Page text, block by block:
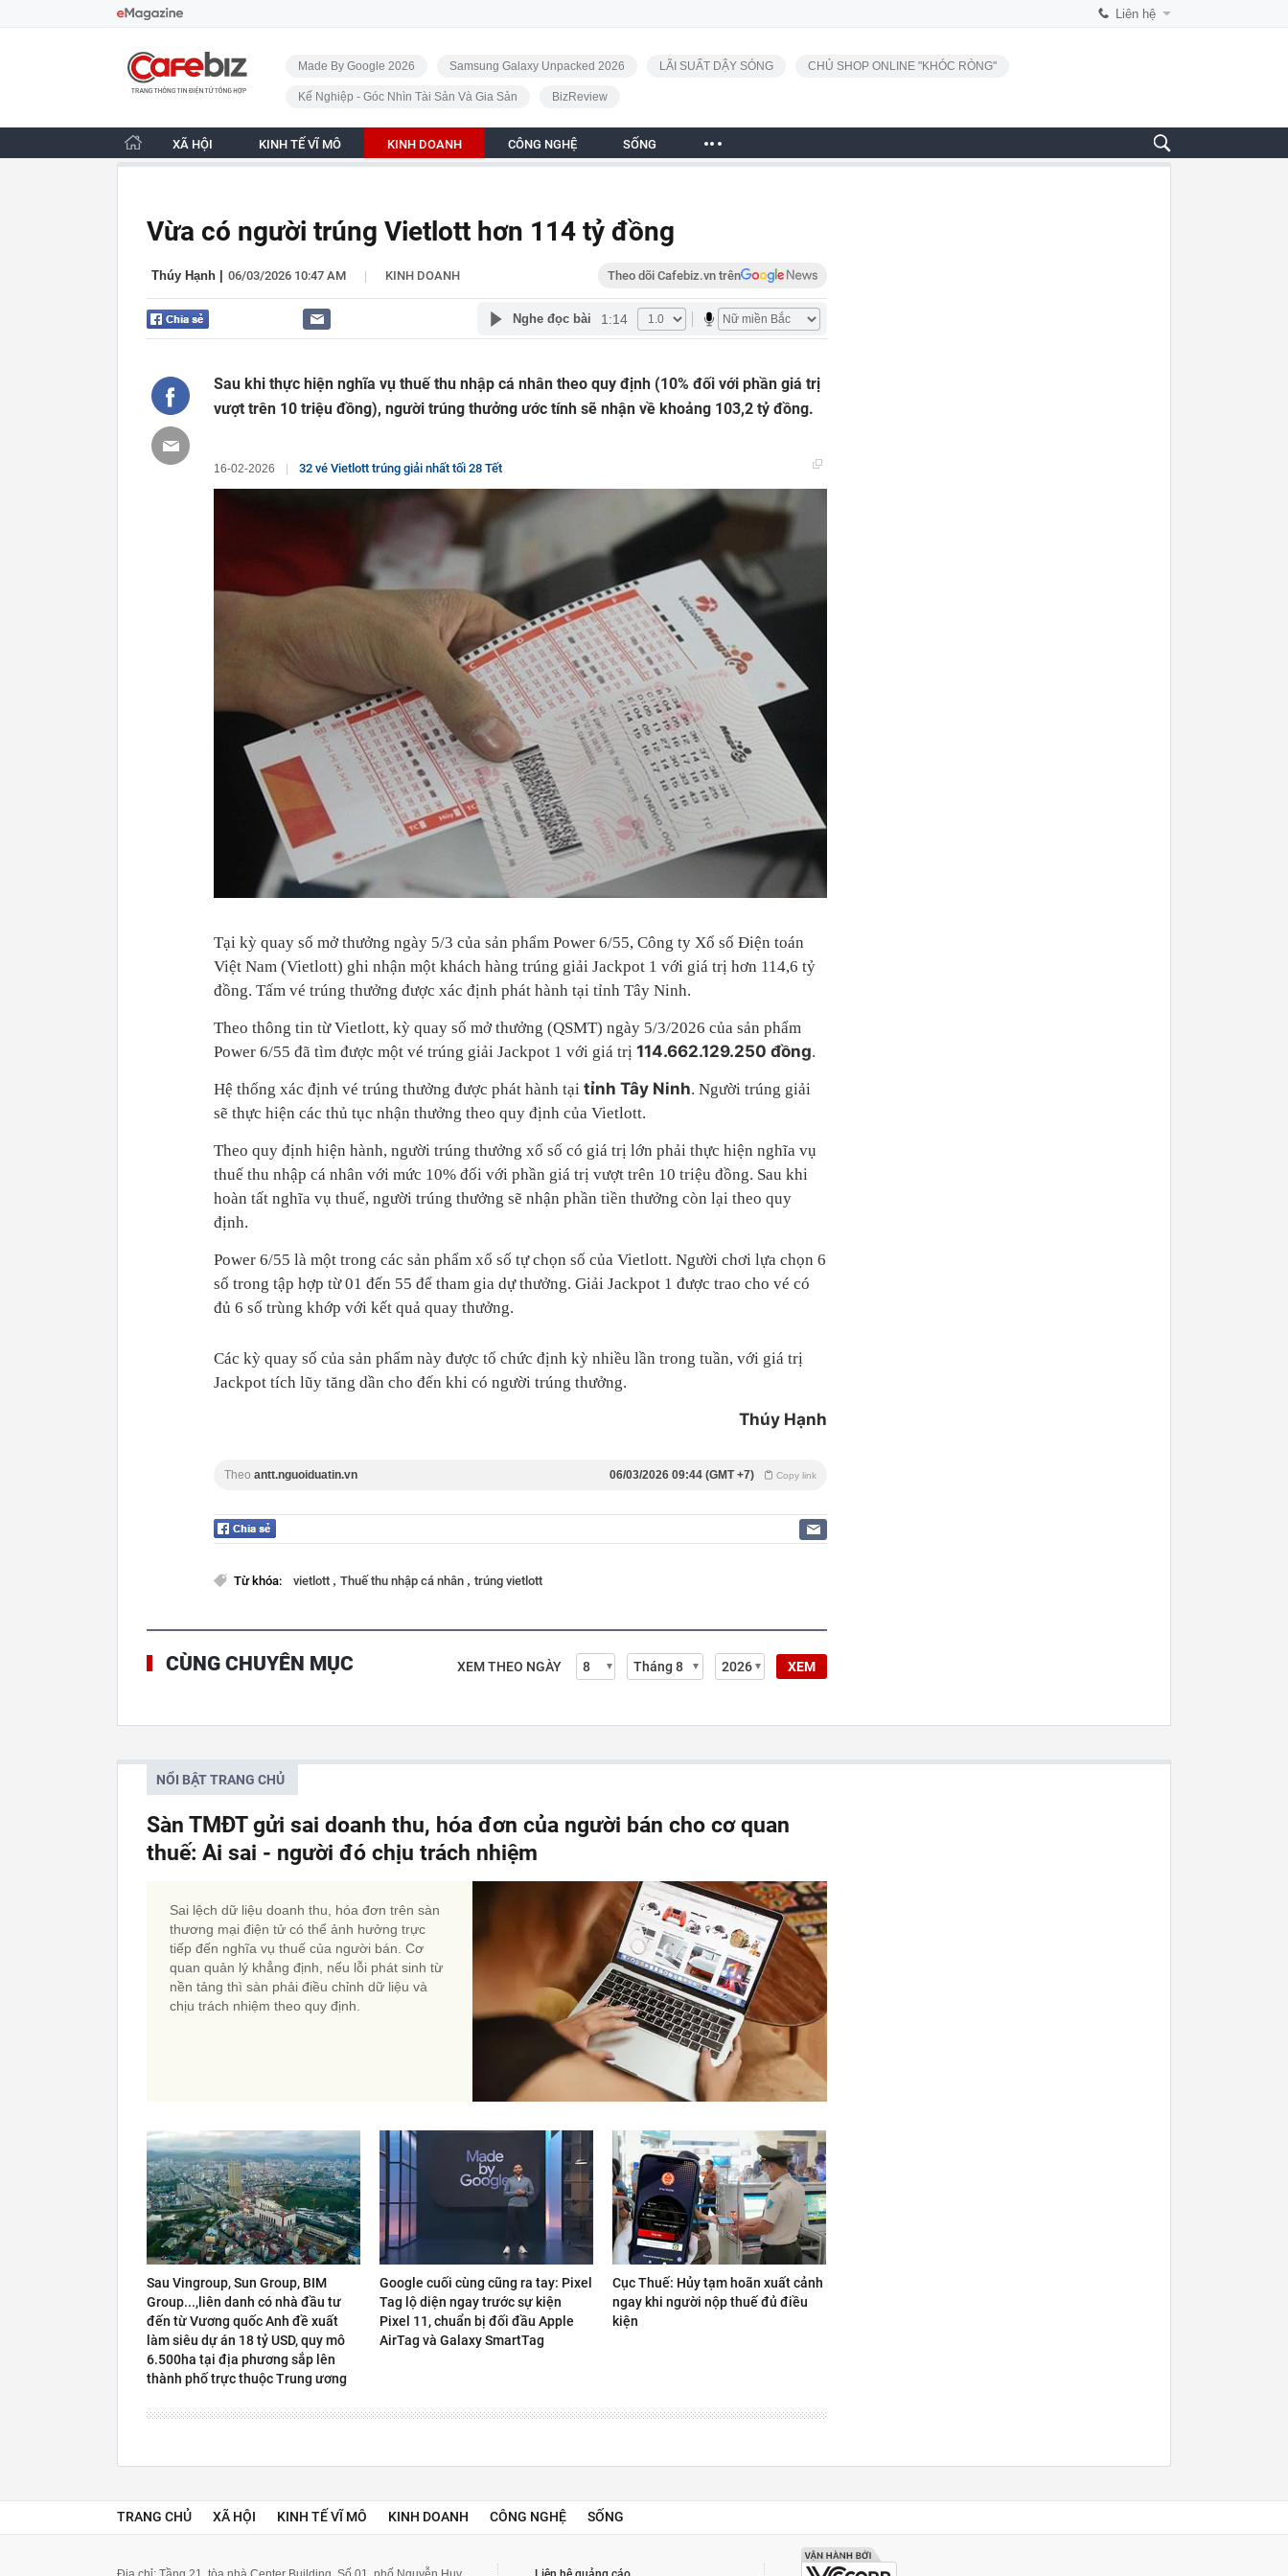
Liên hệ
CafeBiz - Trang chủ
Made By Google 2026 Samsung Galaxy Unpacked 2026 LÃI SUẤT DẬY SÓNG CHỦ SHOP ONLINE "KHÓC RÒNG"
Kế Nghiệp - Góc Nhìn Tài Sản Và Gia Sản BizReview
XÃ HỘI KINH TẾ VĨ MÔ KINH DOANH CÔNG NGHỆ SỐNG
Vừa có người trúng Vietlott hơn 114 tỷ đồng
Thúy Hạnh 06/03/2026 10:47 AM | KINH DOANH Theo dõi Cafebiz.vn trên
Nghe đọc bài 1:14
Sau khi thực hiện nghĩa vụ thuế thu nhập cá nhân theo quy định (10% đối với phần giá trị
vượt trên 10 triệu đồng), người trúng thưởng ước tính sẽ nhận về khoảng 103,2 tỷ đồng.
16-02-2026 32 vé Vietlott trúng giải nhất tối 28 Tết
Tại kỳ quay số mở thưởng ngày 5/3 của sản phẩm Power 6/55, Công ty Xổ số Điện toán
Việt Nam (Vietlott) ghi nhận một khách hàng trúng giải Jackpot 1 với giá trị hơn 114,6 tỷ
đồng. Tấm vé trúng thưởng được xác định phát hành tại tỉnh Tây Ninh.
Theo thông tin từ Vietlott, kỳ quay số mở thưởng (QSMT) ngày 5/3/2026 của sản phẩm
Power 6/55 đã tìm được một vé trúng giải Jackpot 1 với giá trị 114.662.129.250 đồng.
Hệ thống xác định vé trúng thưởng được phát hành tại tỉnh Tây Ninh. Người trúng giải
sẽ thực hiện các thủ tục nhận thưởng theo quy định của Vietlott.
Theo quy định hiện hành, người trúng thưởng xổ số có giá trị lớn phải thực hiện nghĩa vụ
thuế thu nhập cá nhân với mức 10% đối với phần giá trị vượt trên 10 triệu đồng. Sau khi
hoàn tất nghĩa vụ thuế, người trúng thưởng sẽ nhận phần tiền thưởng còn lại theo quy
định.
Power 6/55 là một trong các sản phẩm xổ số tự chọn số của Vietlott. Người chơi lựa chọn 6
số trong tập hợp từ 01 đến 55 để tham gia dự thưởng. Giải Jackpot 1 được trao cho vé có
đủ 6 số trùng khớp với kết quả quay thưởng.
Các kỳ quay số của sản phẩm này được tổ chức định kỳ nhiều lần trong tuần, với giá trị
Jackpot tích lũy tăng dần cho đến khi có người trúng thưởng.
Thúy Hạnh
Theo antt.nguoiduatin.vn Copy link
06/03/2026 09:44 (GMT +7)
Từ khóa: vietlott , Thuế thu nhập cá nhân , trúng vietlott
CÙNG CHUYÊN MỤC XEM THEO NGÀY XEM
NỔI BẬT TRANG CHỦ
Sàn TMĐT gửi sai doanh thu, hóa đơn của người bán cho cơ quan
thuế: Ai sai - người đó chịu trách nhiệm
Sai lệch dữ liệu doanh thu, hóa đơn trên sàn
thương mại điện tử có thể ảnh hưởng trực
tiếp đến nghĩa vụ thuế của người bán. Cơ
quan quản lý khẳng định, nếu lỗi phát sinh từ
nền tảng thì sàn phải điều chỉnh dữ liệu và
chịu trách nhiệm theo quy định.
Sau Vingroup, Sun Group, BIM
Group...,liên danh có nhà đầu tư
đến từ Vương quốc Anh đề xuất
làm siêu dự án 18 tỷ USD, quy mô
6.500ha tại địa phương sắp lên
thành phố trực thuộc Trung ương
Google cuối cùng cũng ra tay: Pixel
Tag lộ diện ngay trước sự kiện
Pixel 11, chuẩn bị đối đầu Apple
AirTag và Galaxy SmartTag
Cục Thuế: Hủy tạm hoãn xuất cảnh
ngay khi người nộp thuế đủ điều
kiện
TRANG CHỦ XÃ HỘI KINH TẾ VĨ MÔ KINH DOANH CÔNG NGHỆ SỐNG